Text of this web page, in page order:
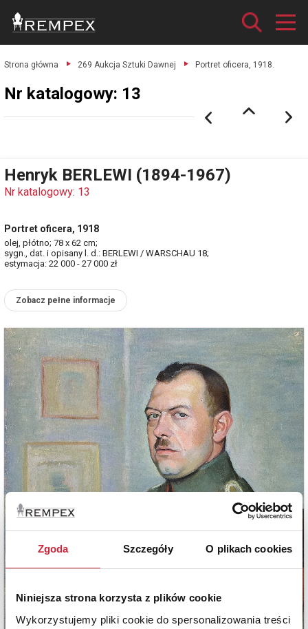
Zgoda Szczegóły O plikach cookies
Niniejsza strona korzysta z plików cookie
Wykorzystujemy pliki cookie do spersonalizowania treści
Strona główna 269 Aukcja Sztuki Dawnej Portret oficera, 1918.
Nr katalogowy: 13
Henryk BERLEWI (1894-1967)
Nr katalogowy: 13
Portret oficera, 1918
olej, płótno; 78 x 62 cm;
sygn., dat. i opisany l. d.: BERLEWI / WARSCHAU 18;
estymacja: 22 000 - 27 000 zł
Zobacz pełne informacje